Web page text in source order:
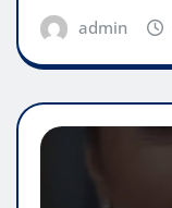
admin